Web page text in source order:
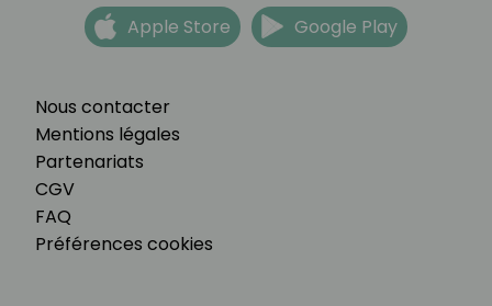
Nous contacter
Mentions légales
Partenariats
CGV
FAQ
Préférences cookies
Apple Store Google Play